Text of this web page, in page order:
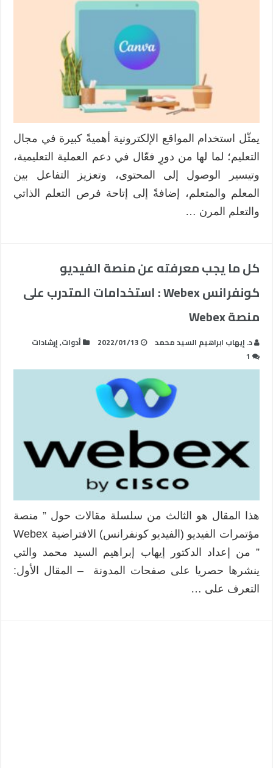
يمثّل استخدام المواقع الإلكترونية أهميةً كبيرة في مجال
التعليم؛ لما لها من دورٍ فعّال في دعم العملية التعليمية،
وتيسير الوصول إلى المحتوى، وتعزيز التفاعل بين
المعلم والمتعلم، إضافةً إلى إتاحة فرص التعلم الذاتي
والتعلم المرن …
كل ما يجب معرفته عن منصة الفيديو
كونفرانس Webex : استخدامات المتدرب على
منصة Webex
د. إيهاب ابراهيم السيد محمد 2022/01/13 أدوات,إرشادات
1
هذا المقال هو الثالث من سلسلة مقالات حول ” منصة
مؤتمرات الفيديو (الفيديو كونفرانس) الافتراضية Webex
” من إعداد الدكتور إيهاب إبراهيم السيد محمد والتي
ينشرها حصريا على صفحات المدونة – المقال الأول:
التعرف على …